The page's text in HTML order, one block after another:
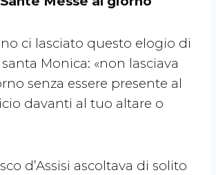
ci lasciato questo elogio di
Monica: «non lasciava
senza essere presente al
davanti al tuo altare o
d’Assisi ascoltava di solito